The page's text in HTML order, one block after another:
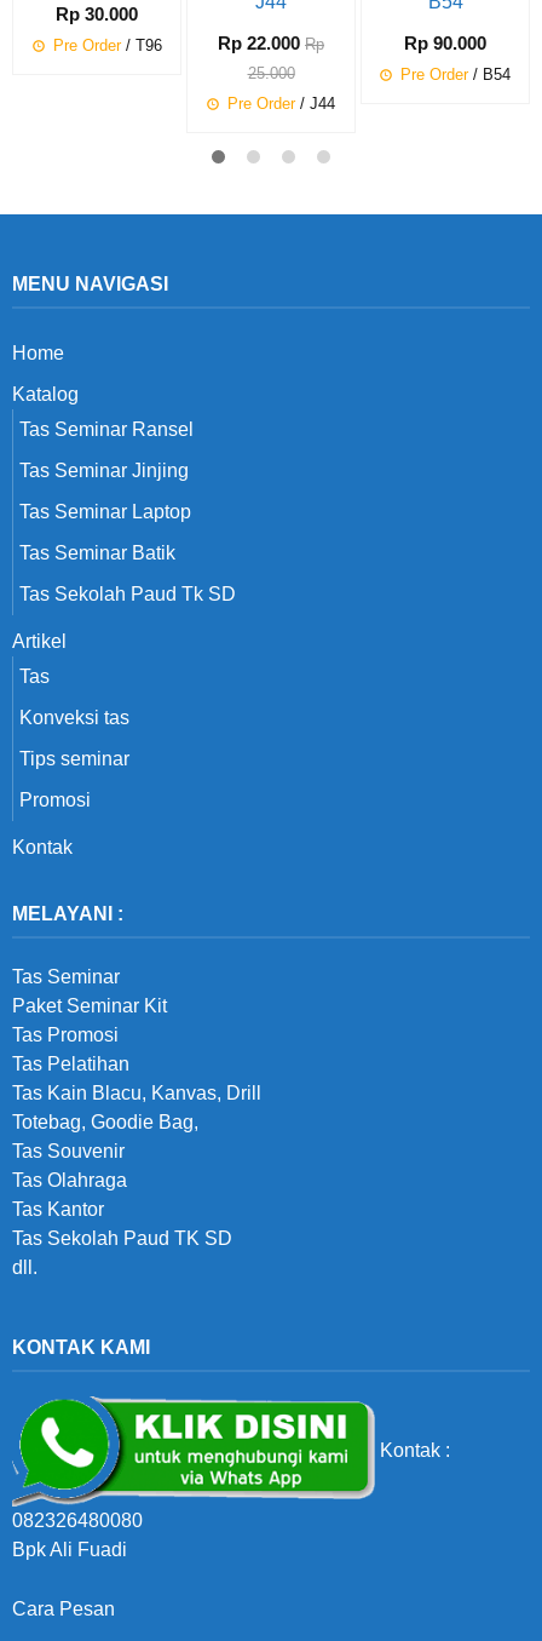
Rp 30.000
Pre Order/ T96
Rp 22.000 Rp
25.000
Pre Order/ J44
Rp 90.000
Pre Order/ B54
MENU NAVIGASI
Home
Katalog
Tas Seminar Ransel
Tas Seminar Jinjing
Tas Seminar Laptop
Tas Seminar Batik
Tas Sekolah Paud Tk SD
Artikel
Tas
Konveksi tas
Tips seminar
Promosi
Kontak
MELAYANI :
Tas Seminar
Paket Seminar Kit
Tas Promosi
Tas Pelatihan
Tas Kain Blacu, Kanvas, Drill
Totebag, Goodie Bag,
Tas Souvenir
Tas Olahraga
Tas Kantor
Tas Sekolah Paud TK SD
dll.
KONTAK KAMI
Kontak :
082326480080
Bpk Ali Fuadi
Cara Pesan